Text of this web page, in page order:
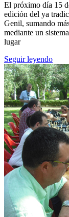
El próximo día 15
edición del ya
Genil, sumando
mediante un
lugar
Seguir leyendo